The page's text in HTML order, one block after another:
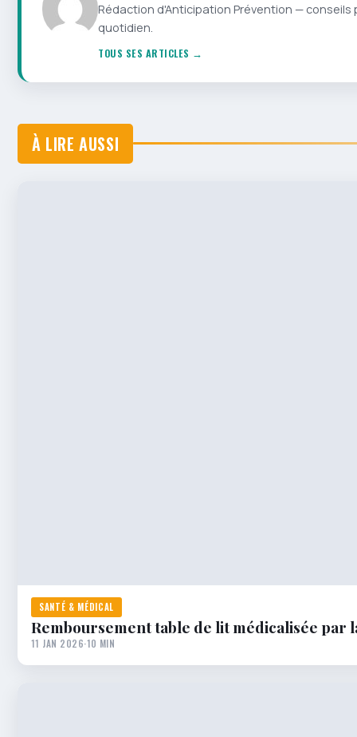
Rédaction d'Anticipation Prévention —
quotidien.
TOUS SES ARTICLES →
À LIRE AUSSI
SANTÉ & MÉDICAL
Remboursement table de lit médicalisée par
11 JAN 2026·10 MIN